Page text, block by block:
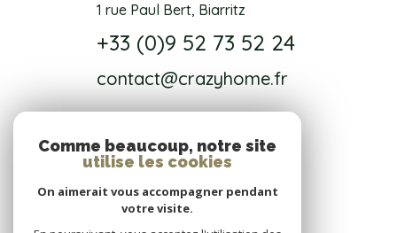
1 rue Paul Bert, Biarritz
+33 (0)9 52 73 52 24
contact@crazyhome.fr
NOS RÉSEAUX
Nous suivre
Comme beaucoup, notre site
utilise les cookies
On aimerait vous accompagner pendant
votre visite.